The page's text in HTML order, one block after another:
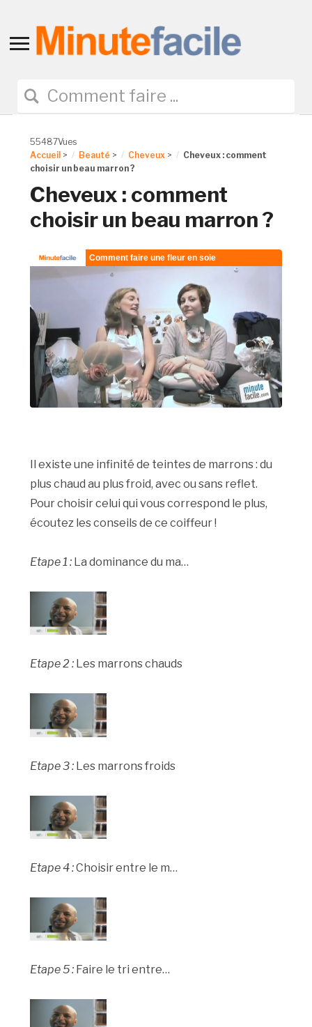
Toggle
navigation
55487Vues
Accueil > Beauté > Cheveux >
Cheveux : comment
choisir un beau marron ?
Cheveux : comment
choisir un beau marron ?
Il existe une infinité de teintes de marrons : du
plus chaud au plus froid, avec ou sans reflet.
Pour choisir celui qui vous correspond le plus,
écoutez les conseils de ce coiffeur !
Etape 1 : La dominance du ma…
Etape 2 : Les marrons chauds
Etape 3 : Les marrons froids
Etape 4 :Choisir entre le m…
Etape 5 : Faire le tri entre…